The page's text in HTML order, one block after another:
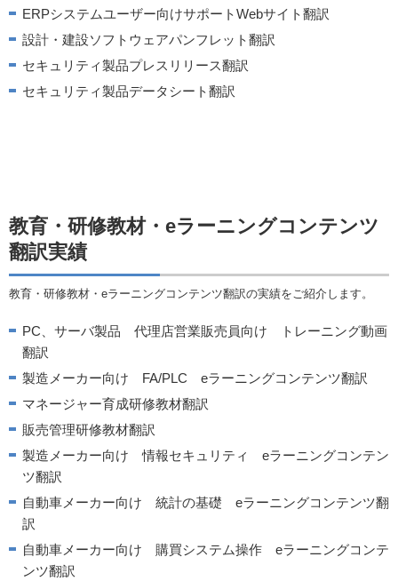
ERPシステムユーザー向けサポートWebサイト翻訳
設計・建設ソフトウェアパンフレット翻訳
セキュリティ製品プレスリリース翻訳
セキュリティ製品データシート翻訳
教育・研修教材・eラーニングコンテンツ
翻訳実績
教育・研修教材・eラーニングコンテンツ翻訳の実績をご紹介します。
PC、サーバ製品 代理店営業販売員向け トレーニング動画
翻訳
製造メーカー向け FA/PLC eラーニングコンテンツ翻訳
マネージャー育成研修教材翻訳
販売管理研修教材翻訳
製造メーカー向け 情報セキュリティ eラーニングコンテン
ツ翻訳
自動車メーカー向け 統計の基礎 eラーニングコンテンツ翻
訳
自動車メーカー向け 購買システム操作 eラーニングコンテ
ンツ翻訳